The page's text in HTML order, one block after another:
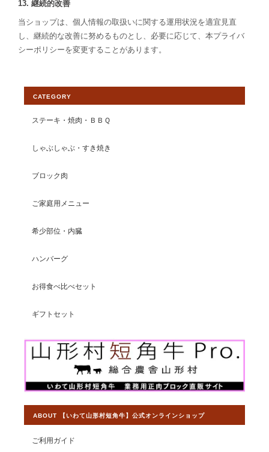
13. 継続的改善
当ショップは、個人情報の取扱いに関する運用状況を適宜見直
し、継続的な改善に努めるものとし、必要に応じて、本プライバ
シーポリシーを変更することがあります。
CATEGORY
ステーキ・焼肉・ＢＢＱ
しゃぶしゃぶ・すき焼き
ブロック肉
ご家庭用メニュー
希少部位・内臓
ハンバーグ
お得食べ比べセット
ギフトセット
ABOUT 【いわて山形村短角牛】公式オンラインショップ
ご利用ガイド